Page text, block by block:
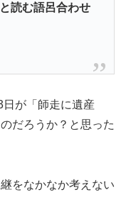
読む語呂合わせ
が「師走に遺産
だろうか？と思った
をなかなか考えない